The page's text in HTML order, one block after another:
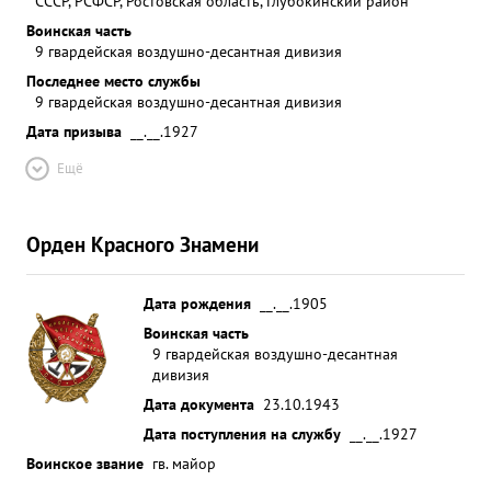
Воинская часть
9 гвардейская воздушно-десантная дивизия
Последнее место службы
9 гвардейская воздушно-десантная дивизия
Дата призыва
__.__.1927
Ещё
Орден Красного Знамени
Дата рождения
__.__.1905
Воинская часть
9 гвардейская воздушно-десантная
дивизия
Дата документа 23.10.1943
Дата поступления на службу
__.__.1927
Воинское звание гв. майор